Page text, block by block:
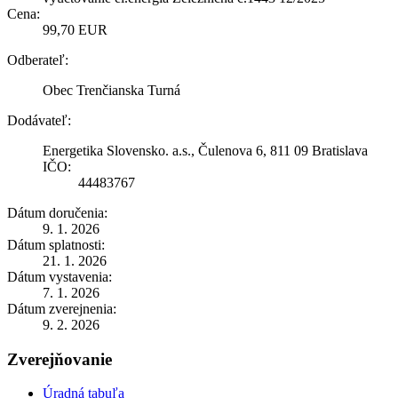
Cena:
99,70 EUR
Odberateľ:
Obec Trenčianska Turná
Dodávateľ:
Energetika Slovensko. a.s., Čulenova 6, 811 09 Bratislava
IČO:
44483767
Dátum doručenia:
9. 1. 2026
Dátum splatnosti:
21. 1. 2026
Dátum vystavenia:
7. 1. 2026
Dátum zverejnenia:
9. 2. 2026
Zverejňovanie
Úradná tabuľa